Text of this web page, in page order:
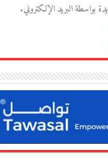
بواسطة البريد الإلكتروني.